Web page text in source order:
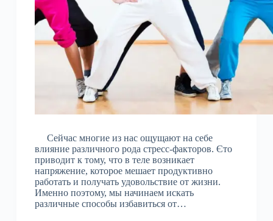
Сейчас многие из нас ощущают на себе
влияние различного рода стресс-факторов. Єто
приводит к тому, что в теле возникает
напряжение, которое мешает продуктивно
работать и получать удовольствие от жизни.
Именно поэтому, мы начинаем искать
различные способы избавиться от…